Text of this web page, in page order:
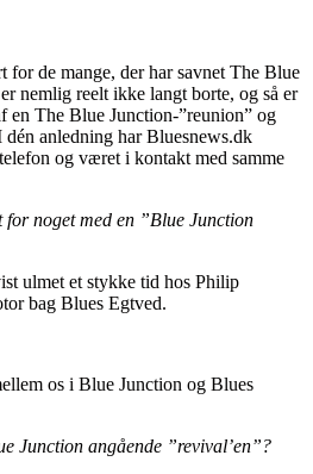
for de mange, der har savnet The Blue
nemlig reelt ikke langt borte, og så er
en The Blue Junction-”reunion” og
anledning har Bluesnews.dk
og været i kontakt med samme
noget med en ”Blue Junction
ulmet et stykke tid hos Philip
bag Blues Egtved.
os i Blue Junction og Blues
Junction angående ”revival’en”?